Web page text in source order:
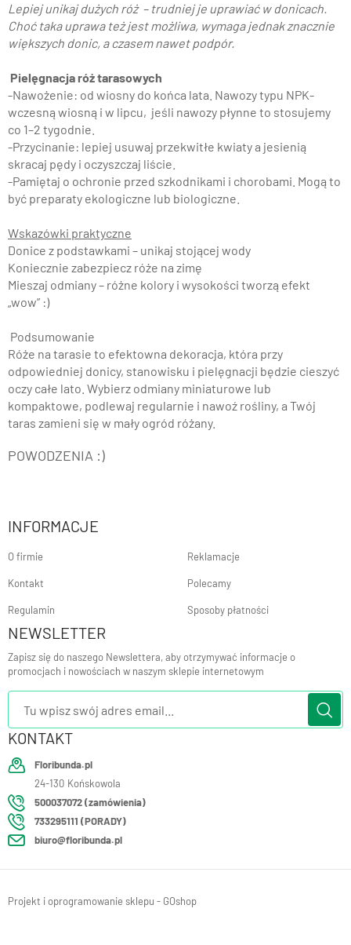
Lepiej unikaj dużych róż – trudniej je uprawiać w donicach.
Choć taka uprawa też jest możliwa, wymaga jednak znacznie
większych donic, a czasem nawet podpór.
Pielęgnacja róż tarasowych
-Nawożenie: od wiosny do końca lata. Nawozy typu NPK-
wczesną wiosną i w lipcu, jeśli nawozy płynne to stosujemy
co 1–2 tygodnie.
-Przycinanie: lepiej usuwaj przekwitłe kwiaty a jesienią
skracaj pędy i oczyszczaj liście.
-Pamiętaj o ochronie przed szkodnikami i chorobami. Mogą to
być preparaty ekologiczne lub biologiczne.
Wskazówki praktyczne
Donice z podstawkami – unikaj stojącej wody
Koniecznie zabezpiecz róże na zimę
Mieszaj odmiany – różne kolory i wysokości tworzą efekt
„wow” :)
Podsumowanie
Róże na tarasie to efektowna dekoracja, która przy
odpowiedniej donicy, stanowisku i pielęgnacji będzie cieszyć
oczy całe lato. Wybierz odmiany miniaturowe lub
kompaktowe, podlewaj regularnie i nawoź rośliny, a Twój
taras zamieni się w mały ogród różany.
POWODZENIA :)
INFORMACJE
O firmie
Kontakt
Regulamin
Reklamacje
Polecamy
Sposoby płatności
NEWSLETTER
Zapisz się do naszego Newslettera, aby otrzymywać informacje o
promocjach i nowościach w naszym sklepie internetowym
KONTAKT
Floribunda.pl
24-130 Końskowola
500037072 (zamówienia)
733295111 (PORADY)
biuro@floribunda.pl
Projekt i oprogramowanie sklepu - GOshop